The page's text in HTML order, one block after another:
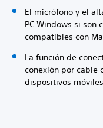
El micrófono y el
PC Windows si son
compatibles con
La función de
conexión por cable
dispositivos